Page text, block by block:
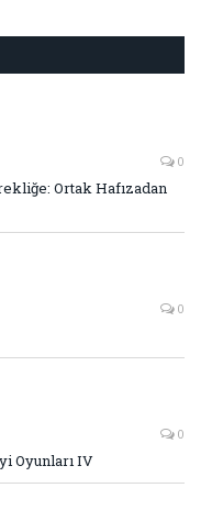
0
Ortak Hafızadan
0
0
Oyunları IV